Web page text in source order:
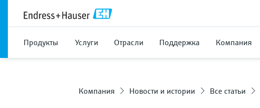
Продукты Услуги Отрасли Поддержка Компания
Компания Новости и истории Все статьи